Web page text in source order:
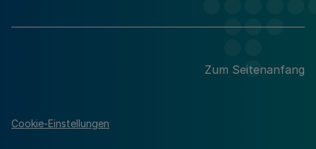
Zum Seitenanfang
Cookie-Einstellungen